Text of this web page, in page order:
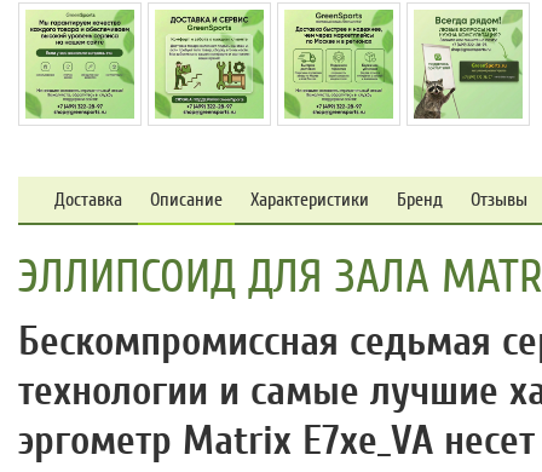
Доставка Описание Характеристики Бренд Отзывы
ЭЛЛИПСОИД ДЛЯ ЗАЛА
Бескомпромиссная седьмая
технологии и самые лучшие
эргометр Matrix E7xe_VA